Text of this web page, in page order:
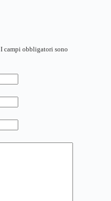
I campi obbligatori sono